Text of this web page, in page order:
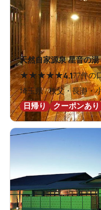
天然自家源泉 星音の湯
★★★★★4.177件の
埼玉県 / 秩父・長瀞・
日帰り
クーポンあり